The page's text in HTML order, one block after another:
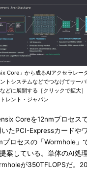
Core」から成るAIアクセラレー
トシステムなどでつなげてサーバ
どに展開する［クリックで拡大］
レント・ジャパン
Coreを12nmプロセス
いたPCI-Expressカードや
プロセスの「Wormhole」
案している。単体のAI処
が350TFLOPSだ。